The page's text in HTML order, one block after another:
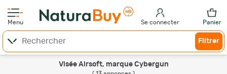
Menu Se connecter Panier
Filtrer
Visée Airsoft, marque Cybergun